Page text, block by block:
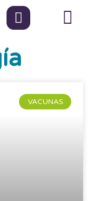
VACUNAS